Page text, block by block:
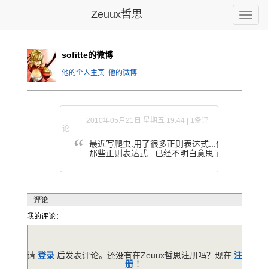
Toggle
Zeuux哲思
sofitte的微博
他的个人主页 他的微博
2010年05月21日 星期五 19:44 | 1条评
论
最近写爬虫 .用了很多正则表达式 ...但是
那些正则表达式 ...已经不明白意思了..FM
评论
我的评论：
请 登录 后发表评论。还没有在Zeuux哲思注册吗？现在 注
册 ！